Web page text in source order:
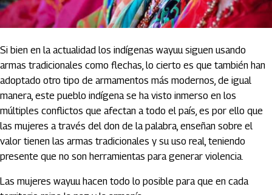
Si bien en la actualidad los indígenas wayuu siguen usando
armas tradicionales como flechas, lo cierto es que también han
adoptado otro tipo de armamentos más modernos, de igual
manera, este pueblo indígena se ha visto inmerso en los
múltiples conflictos que afectan a todo el país, es por ello que
las mujeres a través del don de la palabra, enseñan sobre el
valor tienen las armas tradicionales y su uso real, teniendo
presente que no son herramientas para generar violencia.
Las mujeres wayuu hacen todo lo posible para que en cada